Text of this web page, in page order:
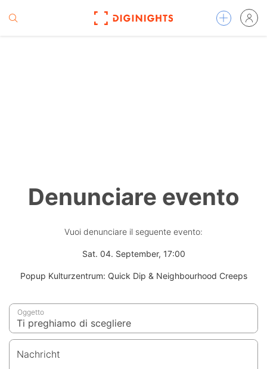
Denunciare evento
Vuoi denunciare il seguente evento:
Sat. 04. September, 17:00
Popup Kulturzentrum: Quick Dip & Neighbourhood Creeps
Oggetto
Nachricht